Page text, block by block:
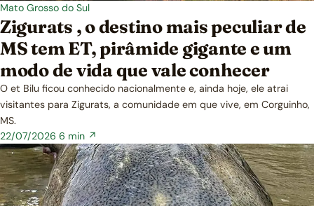
Mato Grosso do Sul
Zigurats , o destino mais peculiar de
MS tem ET, pirâmide gigante e um
modo de vida que vale conhecer
O et Bilu ficou conhecido nacionalmente e, ainda hoje, ele atrai
visitantes para Zigurats, a comunidade em que vive, em Corguinho,
MS.
22/07/2026 6 min ↗